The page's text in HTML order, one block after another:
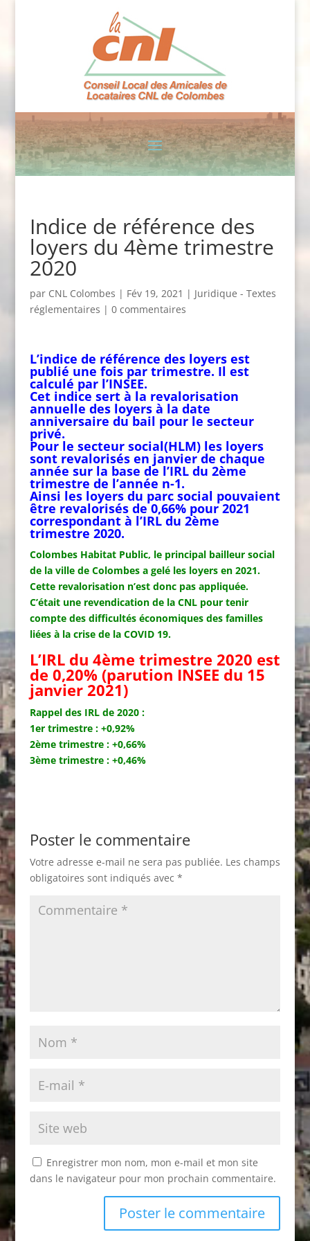
Indice de référence des
loyers du 4ème trimestre
2020
par CNL Colombes | Fév 19, 2021 | Juridique - Textes
réglementaires | 0 commentaires
L’indice de référence des loyers est
publié une fois par trimestre. Il est
calculé par l’INSEE.
Cet indice sert à la revalorisation
annuelle des loyers à la date
anniversaire du bail pour le secteur
privé.
Pour le secteur social(HLM) les loyers
sont revalorisés en janvier de chaque
année sur la base de l’IRL du 2ème
trimestre de l’année n-1.
Ainsi les loyers du parc social pouvaient
être revalorisés de 0,66% pour 2021
correspondant à l’IRL du 2ème
trimestre 2020.
Colombes Habitat Public, le principal bailleur social
de la ville de Colombes a gelé les loyers en 2021.
Cette revalorisation n’est donc pas appliquée.
C’était une revendication de la CNL pour tenir
compte des difficultés économiques des familles
liées à la crise de la COVID 19.
L’IRL du 4ème trimestre 2020 est
de 0,20% (parution INSEE du 15
janvier 2021)
Rappel des IRL de 2020 :
1er trimestre : +0,92%
2ème trimestre : +0,66%
3ème trimestre : +0,46%
Poster le commentaire
Votre adresse e-mail ne sera pas publiée. Les champs
obligatoires sont indiqués avec *
Enregistrer mon nom, mon e-mail et mon site
dans le navigateur pour mon prochain commentaire.